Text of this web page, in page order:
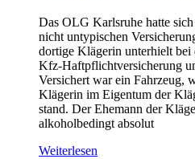
Das OLG Karlsruhe hatte
nicht untypischen
dortige Klägerin unterhielt bei
Kfz-Haftpflichtversicherung
Versichert war ein Fahrzeug,
Klägerin im Eigentum der
stand. Der Ehemann der
alkoholbedingt absolut
Weiterlesen